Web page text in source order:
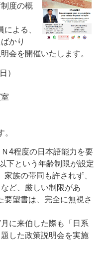
度の概
よる、
かり
会を開催いたします。
）
4程度の日本語能力を要
下という年齢制限が設定
族の帯同も許されず、
ど、厳しい制限があ
要望書は、完全に無視さ
に来伯した際も「日系
した政策説明会を実施